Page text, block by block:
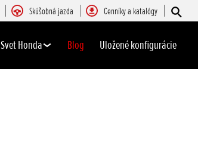
Skúšobná jazda Cenníky a katalógy
Svet Honda Blog Uložené konfigurácie